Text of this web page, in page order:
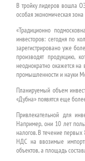
В тройку лидеров вошла
особая экономическая
«Традиционно
инвесторов: сегодня по
зарегистрировано уже
производят продукцию,
неоднократно окажется
промышленности и науки
Планируемый объем
«Дубна» появятся еще
Привлекательной для
Например, они 10 лет
налогов. В течение первых
НДС на ввозимые
объектов, а площадь